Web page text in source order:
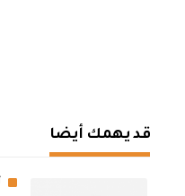
قد يهمك أيضا